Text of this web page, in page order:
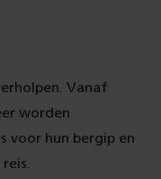
Vanaf
worden
voor hun bergip en